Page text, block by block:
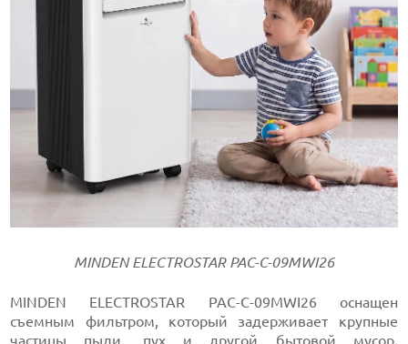
MINDEN ELECTROSTAR PAC-C-09MWI26
MINDEN ELECTROSTAR PAC-C-09MWI26 оснащен
съемным фильтром, который задерживает крупные
частицы пыли, пух и другой бытовой мусор,